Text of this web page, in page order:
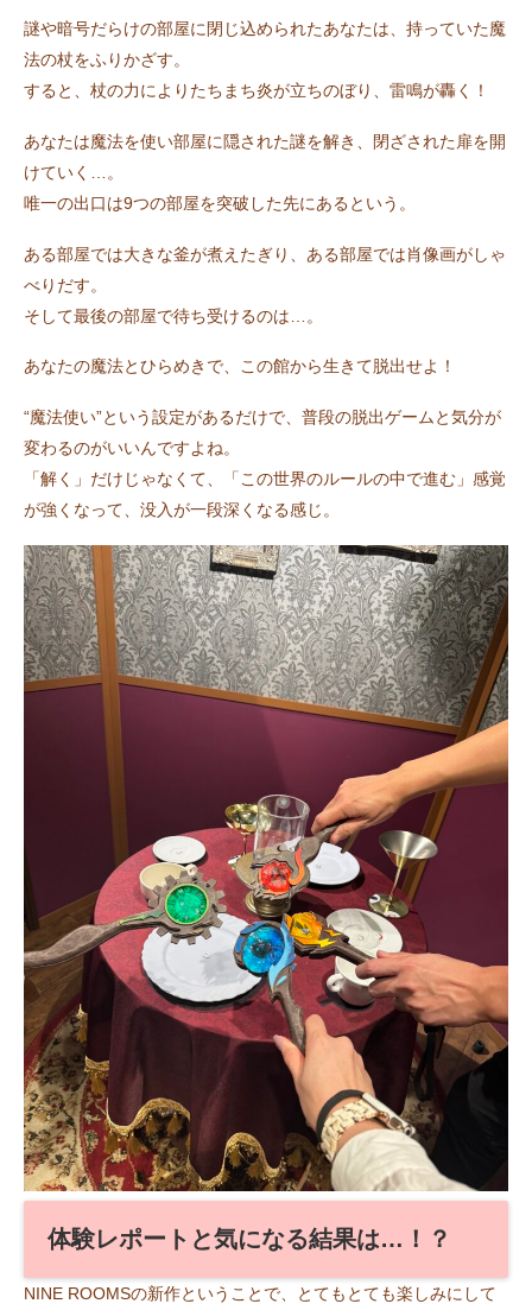
謎や暗号だらけの部屋に閉じ込められたあなたは、持っていた魔
法の杖をふりかざす。
すると、杖の力によりたちまち炎が立ちのぼり、雷鳴が轟く！
あなたは魔法を使い部屋に隠された謎を解き、閉ざされた扉を開
けていく…。
唯一の出口は9つの部屋を突破した先にあるという。
ある部屋では大きな釜が煮えたぎり、ある部屋では肖像画がしゃ
べりだす。
そして最後の部屋で待ち受けるのは…。
あなたの魔法とひらめきで、この館から生きて脱出せよ！
“魔法使い”という設定があるだけで、普段の脱出ゲームと気分が
変わるのがいいんですよね。
「解く」だけじゃなくて、「この世界のルールの中で進む」感覚
が強くなって、没入が一段深くなる感じ。
体験レポートと気になる結果は…！？
NINE ROOMSの新作ということで、とてもとても楽しみにして